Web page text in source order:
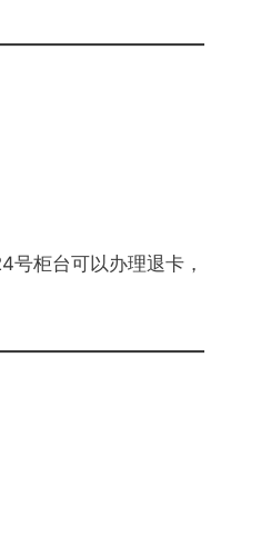
号柜台可以办理退卡，